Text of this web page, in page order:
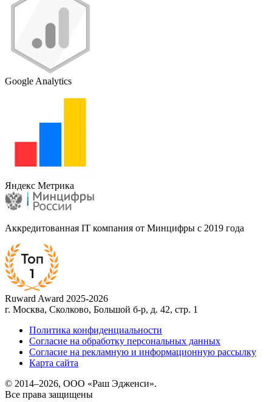
Google Analytics
Яндекс Метрика
Аккредитованная IT компания от Минцифры с 2019 года
Ruward Award 2025-2026
г. Москва, Сколково, Большой б-р, д. 42, стр. 1
Политика конфиденциальности
Согласие на обработку персональных данных
Согласие на рекламную и информационную рассылку
Карта сайта
© 2014–2026, ООО «Раш Эдженси».
Все права защищены